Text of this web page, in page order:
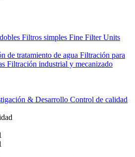
Filtros simples Fine Filter Units
de tratamiento de agua Filtración para
Filtración industrial y mecanizado
& Desarrollo Control de calidad